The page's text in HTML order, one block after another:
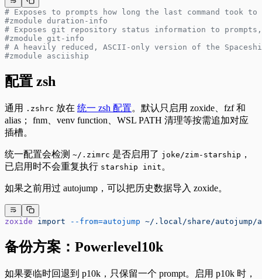
# Exposes to prompts how long the last command took
#zmodule duration-info
# Exposes git repository status information to
#zmodule git-info
# A heavily reduced, ASCII-only version of the
#zmodule asciiship
配置 zsh
通用 .zshrc 放在 统一 zsh 配置。默认只启用 zoxide、fzf 和
alias； fnm、venv function、WSL PATH 清理等按需追加对应
插槽。
统一配置会检测 ~/.zimrc 是否启用了 joke/zim-starship ，
已启用时不会重复执行 starship init 。
如果之前用过 autojump，可以把历史数据导入 zoxide。
zoxide import --from=autojump ~/.local/share/autojump/
备份方案：Powerlevel10k
如果要临时回退到 p10k，只保留一个 prompt。启用 p10k 时，